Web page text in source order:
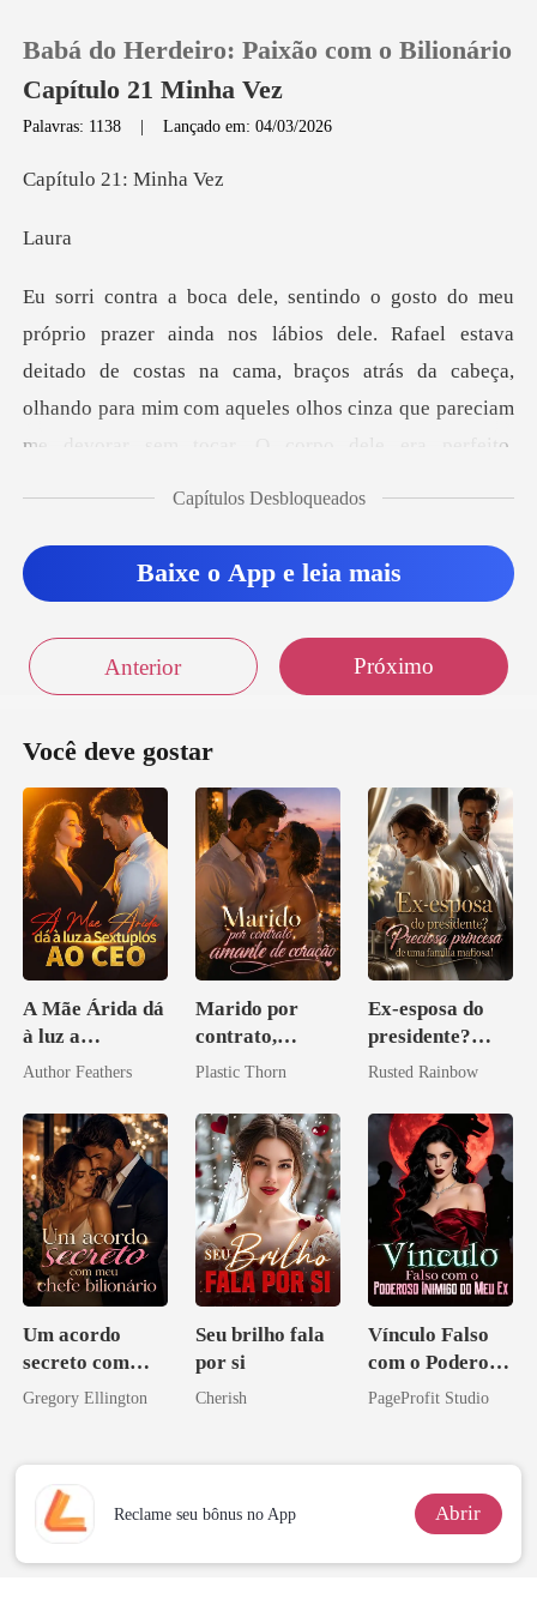
Babá do Herdeiro: Paixão com o Bilionário
Capítulo 21 Minha Vez
Palavras: 1138 |Lançado em: 04/03/2026
o 21: M
a
eitado de costas na cama, braços atrás da cabeça,
olhando para mim com aqueles olhos cinza que pareciam
me
Capítulos Desbloqueados
Baixe o App e leia mais
Anterior Próximo
Você deve gostar
A Mãe Árida dá
à luz a
Sextuplos ao
Author Feathers
Marido por
contrato,
amante de
Plastic Thorn
Ex-esposa do
presidente?
Preciosa
família
mafiosa!
Rusted Rainbow
Um acordo
secreto com
meu chefe
Gregory Ellington
Seu brilho fala
por si
Cherish
Vínculo Falso
com o Poderoso
Inimigo do Meu
PageProfit Studio
Reclame seu bônus no App Abrir